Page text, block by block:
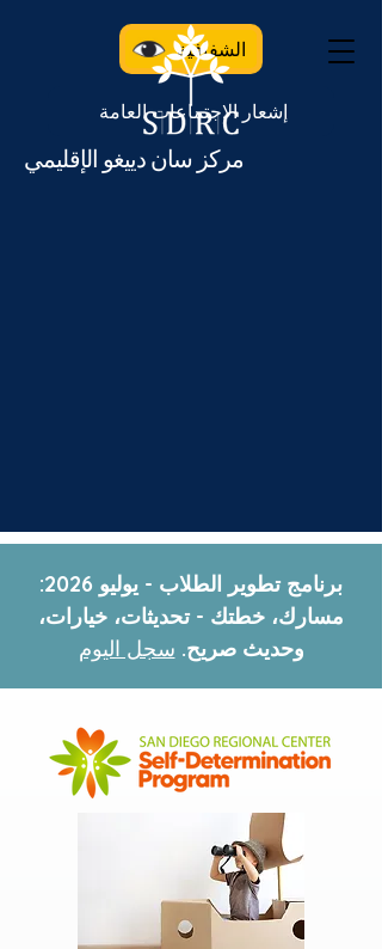
الشفافية
إشعار الاجتماعات العامة
مركز سان دييغو الإقليمي
برنامج تطوير الطلاب - يوليو 2026:
مسارك، خطتك - تحديثات، خيارات،
وحديث صريح. سجل اليوم